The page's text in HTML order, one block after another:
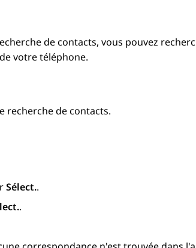
de contacts, vous pouvez
de votre téléphone.
recherche de contacts.
Sélect..
.